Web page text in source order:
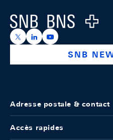
Logo
https://x.com/snb_bns
https://https://
SNB
Adresse postale & contact
Accès rapides